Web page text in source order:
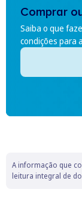
Comprar
Saiba o que
condições para
A informação que
leitura integral de